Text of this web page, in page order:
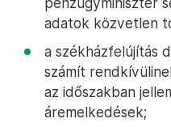
a sok tárgyalóra a
szóló törvény miatt
a festmények,
szakmában
álló tanácsadó
döntöttek,